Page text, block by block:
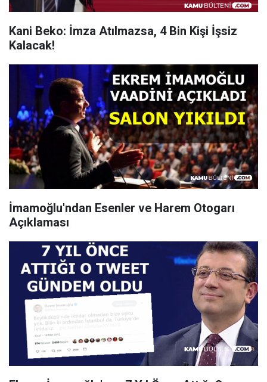
Kani Beko: İmza Atılmazsa, 4 Bin Kişi İşsiz
Kalacak!
İmamoğlu'ndan Esenler ve Harem Otogarı
Açıklaması